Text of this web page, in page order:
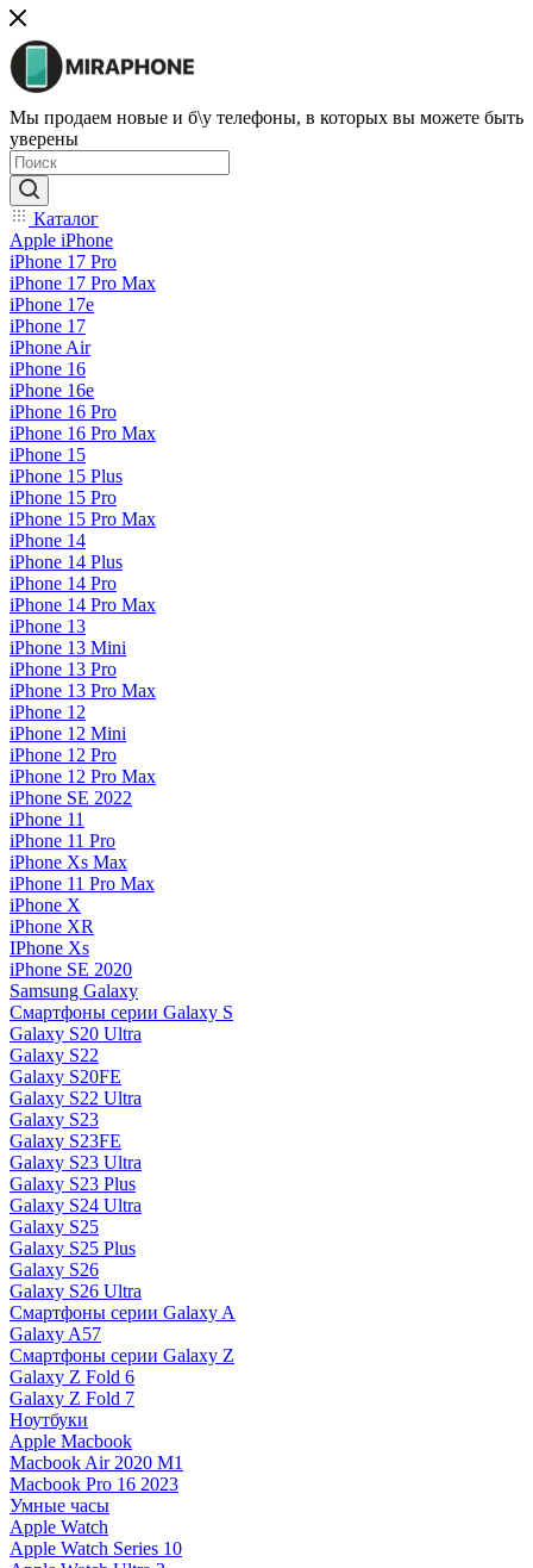
Мы продаем новые и б\у телефоны, в которых вы можете быть
уверены
Каталог
Apple iPhone
iPhone 17 Pro
iPhone 17 Pro Max
iPhone 17e
iPhone 17
iPhone Air
iPhone 16
iPhone 16e
iPhone 16 Pro
iPhone 16 Pro Max
iPhone 15
iPhone 15 Plus
iPhone 15 Pro
iPhone 15 Pro Max
iPhone 14
iPhone 14 Plus
iPhone 14 Pro
iPhone 14 Pro Max
iPhone 13
iPhone 13 Mini
iPhone 13 Pro
iPhone 13 Pro Max
iPhone 12
iPhone 12 Mini
iPhone 12 Pro
iPhone 12 Pro Max
iPhone SE 2022
iPhone 11
iPhone 11 Pro
iPhone Xs Max
iPhone 11 Pro Max
iPhone X
iPhone XR
IPhone Xs
iPhone SE 2020
Samsung Galaxy
Смартфоны серии Galaxy S
Galaxy S20 Ultra
Galaxy S22
Galaxy S20FE
Galaxy S22 Ultra
Galaxy S23
Galaxy S23FE
Galaxy S23 Ultra
Galaxy S23 Plus
Galaxy S24 Ultra
Galaxy S25
Galaxy S25 Plus
Galaxy S26
Galaxy S26 Ultra
Смартфоны серии Galaxy A
Galaxy A57
Смартфоны серии Galaxy Z
Galaxy Z Fold 6
Galaxy Z Fold 7
Ноутбуки
Apple Macbook
Macbook Air 2020 M1
Macbook Pro 16 2023
Умные часы
Apple Watch
Apple Watch Series 10